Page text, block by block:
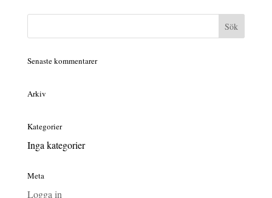
Senaste kommentarer
Arkiv
Kategorier
Inga kategorier
Meta
Logga in